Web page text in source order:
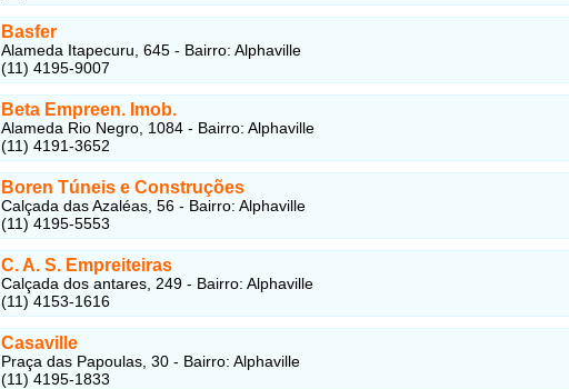
Basfer
Alameda Itapecuru, 645 - Bairro: Alphaville
(11) 4195-9007
Beta Empreen. Imob.
Alameda Rio Negro, 1084 - Bairro: Alphaville
(11) 4191-3652
Boren Túneis e Construções
Calçada das Azaléas, 56 - Bairro: Alphaville
(11) 4195-5553
C. A. S. Empreiteiras
Calçada dos antares, 249 - Bairro: Alphaville
(11) 4153-1616
Casaville
Praça das Papoulas, 30 - Bairro: Alphaville
(11) 4195-1833